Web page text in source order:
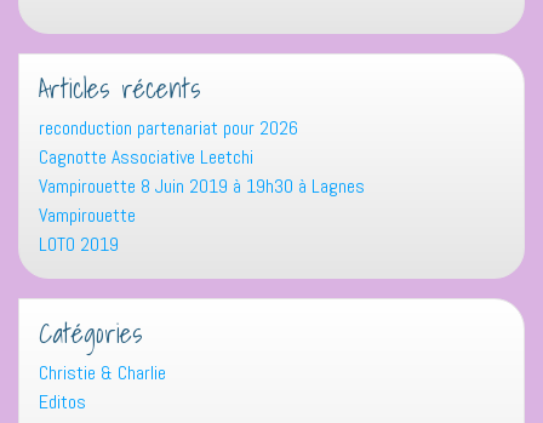
Articles récents
reconduction partenariat pour 2026
Cagnotte Associative Leetchi
Vampirouette 8 Juin 2019 à 19h30 à Lagnes
Vampirouette
LOTO 2019
Catégories
Christie & Charlie
Editos